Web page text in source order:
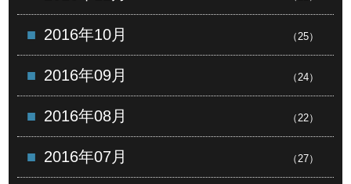
2016年10月 （25）
2016年09月 （24）
2016年08月 （22）
2016年07月 （27）